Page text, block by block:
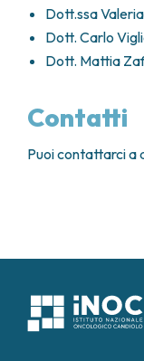
RICERCA
RICERCA
Dott.ssa
Dott. Carlo
Dott. Mattia
Contatti
Puoi contattarci a